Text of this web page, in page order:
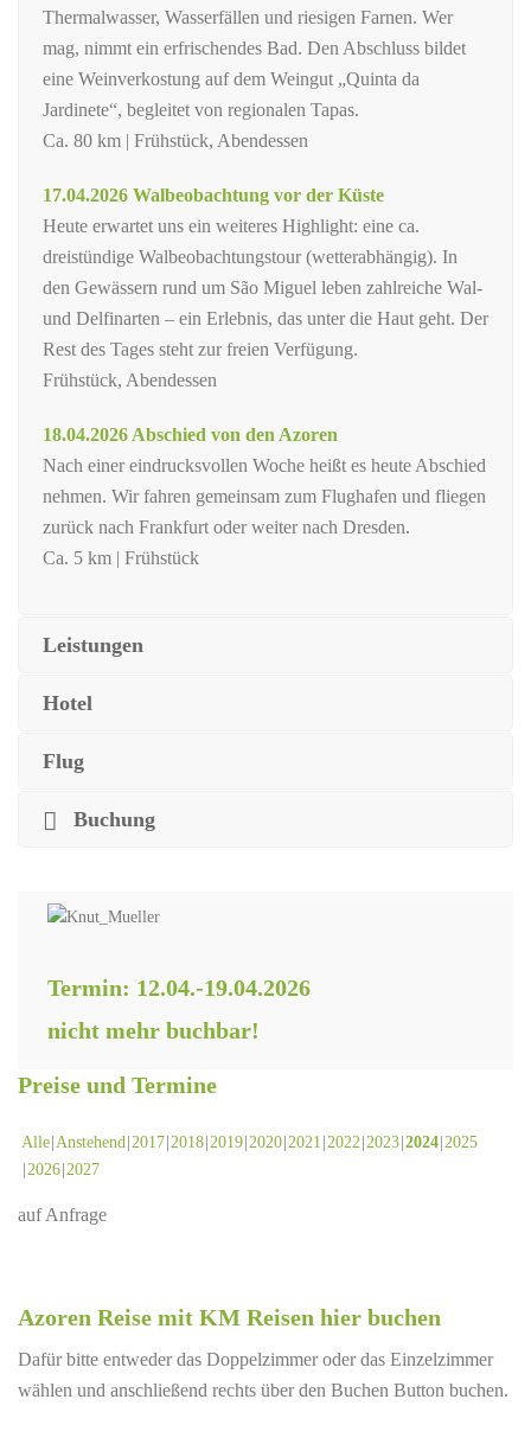
Thermalwasser, Wasserfällen und riesigen Farnen. Wer
mag, nimmt ein erfrischendes Bad. Den Abschluss bildet
eine Weinverkostung auf dem Weingut „Quinta da
Jardinete“, begleitet von regionalen Tapas.
Ca. 80 km | Frühstück, Abendessen
17.04.2026 Walbeobachtung vor der Küste
Heute erwartet uns ein weiteres Highlight: eine ca.
dreistündige Walbeobachtungstour (wetterabhängig). In
den Gewässern rund um São Miguel leben zahlreiche Wal-
und Delfinarten – ein Erlebnis, das unter die Haut geht. Der
Rest des Tages steht zur freien Verfügung.
Frühstück, Abendessen
18.04.2026 Abschied von den Azoren
Nach einer eindrucksvollen Woche heißt es heute Abschied
nehmen. Wir fahren gemeinsam zum Flughafen und fliegen
zurück nach Frankfurt oder weiter nach Dresden.
Ca. 5 km | Frühstück
Leistungen
Hotel
Flug
Buchung
Termin: 12.04.-19.04.2026
nicht mehr buchbar!
Preise und Termine
Alle Anstehend 2017 2018 2019 2020 2021 2022 2023 2024 2025
2026 2027
auf Anfrage
Azoren Reise mit KM Reisen hier buchen
Dafür bitte entweder das Doppelzimmer oder das Einzelzimmer
wählen und anschließend rechts über den Buchen Button buchen.